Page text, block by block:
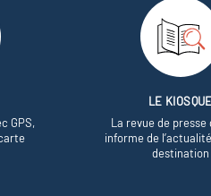
GPS,
LE
La revue de presse
informe de
destination